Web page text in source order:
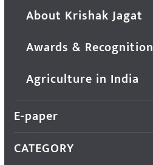
About Krishak Jagat
Awards & Recognition
Agriculture in India
E-paper
CATEGORY